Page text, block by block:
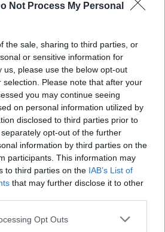
Not Process My Personal
the sale, sharing to third parties, or
or sensitive information for
us, please use the below opt-out
Please note that after your
you may continue seeing
on personal information utilized by
disclosed to third parties prior to
opt-out of the further
information by third parties on the
participants. This information may
to third parties on the IAB’s List of
that may further disclose it to other
app uses one or more Google
Opt Outs
bolognese, decise di seguire il
pagine di competizioni e
redazione predilige reportage
e conserva il biglietto di quella
prova della svolta.